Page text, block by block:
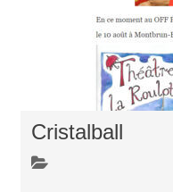
Cristalball